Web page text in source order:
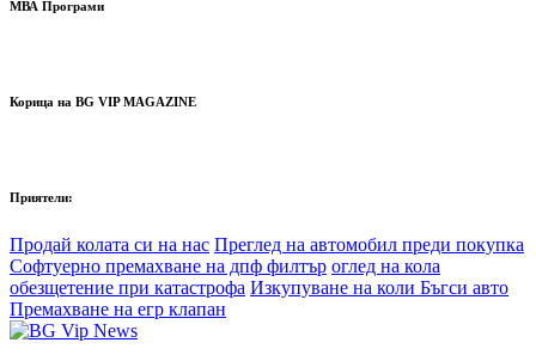
МВА Програми
Корица на BG VIP MAGAZINE
Приятели:
Продай колата си на нас Преглед на автомобил преди покупка
Софтуерно премахване на дпф филтър оглед на кола
обезщетение при катастрофа Изкупуване на коли Бъгси авто
Премахване на егр клапан